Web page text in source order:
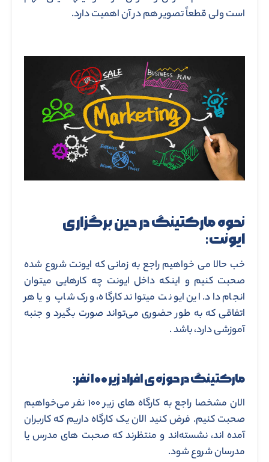
است ولی قطعاً تصویر هم در آن اهمیت دارد.
نحوه مارکتینگ در حین برگزاری
ایونت:
خب حالا می خواهیم راجع به زمانی که ایونت شروع شده
صحبت کنیم و اینکه داخل ایونت چه کارهایی میتوان
انجام داد. این ایونت میتواند کارگاه، ورک شاپ و یا هر
اتفاقی که به طور حضوری می‌تواند صورت بگیرد و جنبه
آموزشی دارد، باشد .
مارکتینگ در حوزه ی افراد زیر ۱۰۰ نفر:
الان مشخصا راجع به کارگاه های زیر ۱۰۰ نفر می‌خواهیم
صحبت کنیم. فرض کنید الان یک کارگاه داریم که کاربران
آمده اند، نشسته‌اند و منتظرند که صحبت های مدرس یا
مدرسان شروع شود.